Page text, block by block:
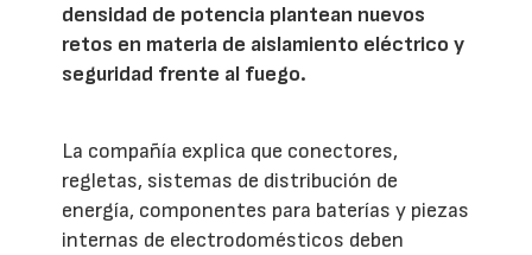
densidad de potencia plantean nuevos
retos en materia de aislamiento eléctrico y
seguridad frente al fuego.
La compañía explica que conectores,
regletas, sistemas de distribución de
energía, componentes para baterías y piezas
internas de electrodomésticos deben